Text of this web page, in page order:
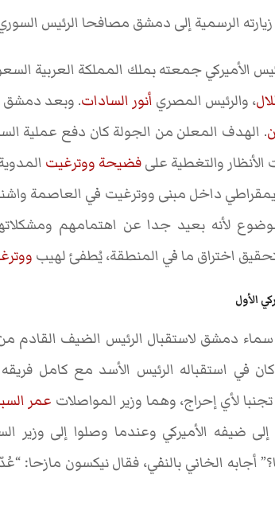
زيارته الرسمية إلى دمشق مصافحا الرئيس
الأميركي جمعته بملك المملكة العربية
، والرئيس المصري أنور السادات. وبعد دمشق
. الهدف المعلن من الجولة كان دفع عملية
والتغطية علىفضيحة ووترغيت
داخل مبنى ووترغيت في العاصمة
لأنه بعيد جدا عن اهتمامهم
اختراق ما في المنطقة، يُطفئ لهيب
الأول
دمشق لاستقبال الرئيس الضيف القادم
في استقباله الرئيس الأسد مع كامل فريقه
لأي إحراج، وهما وزير المواصلات عمر
ضيفه الأميركي وعندما وصلوا إلى وزير
أجابه الخاني بالنفي، فقال نيكسون مازحا: